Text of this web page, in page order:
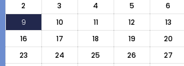
2
3 4 5 6
9
10 11 12 13
16
17 18 19 20
23
24 25 26 27